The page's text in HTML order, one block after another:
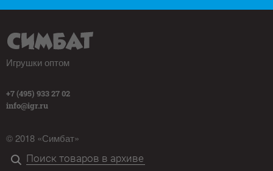
Игрушки оптом
+7 (495) 933 27 02
info@igr.ru
© 2018 «Симбат»